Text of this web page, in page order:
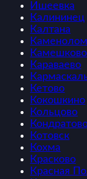
Ишеевка
Калининец
Калтана
Камешково
Караваево
Кетово
Кокошкино
Кольцово
Котовск
Кохма
Красково
Красная